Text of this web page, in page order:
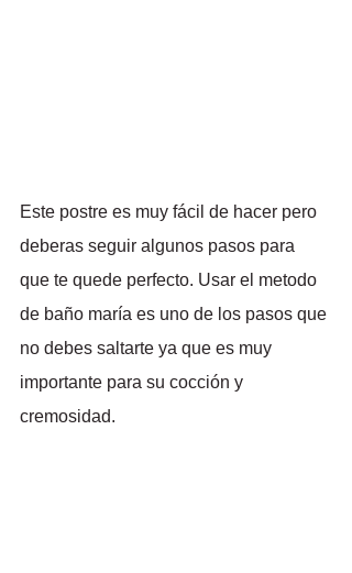
Este postre es muy fácil de hacer pero
deberas seguir algunos pasos para
que te quede perfecto. Usar el metodo
de baño maría es uno de los pasos que
no debes saltarte ya que es muy
importante para su cocción y
cremosidad.